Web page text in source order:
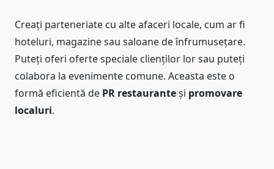
Creați parteneriate cu alte afaceri locale, cum ar fi
hoteluri, magazine sau saloane de înfrumusețare.
Puteți oferi oferte speciale clienților lor sau puteți
colabora la evenimente comune. Aceasta este o
formă eficientă de PR restauranteși promovare
localuri.